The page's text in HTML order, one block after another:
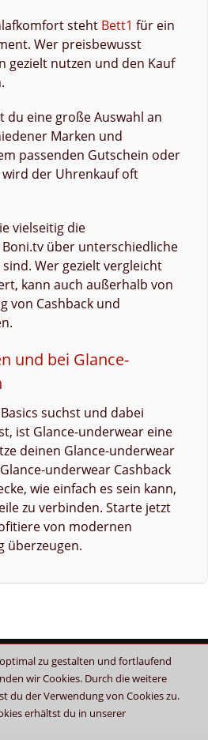
zu gestalten und fortlaufend
wir Cookies. Durch die weitere
du der Verwendung von Cookies zu.
erhältst du in unserer
steht Bett1 für ein
Wer preisbewusst
gezielt nutzen und den Kauf
du eine große Auswahl an
Marken und
passenden Gutschein oder
wird der Uhrenkauf oft
vielseitig die
über unterschiedliche
Wer gezielt vergleicht
kann auch außerhalb von
von Cashback und
und bei Glance-
suchst und dabei
ist Glance-underwear eine
deinen Glance-underwear
underwear Cashback
wie einfach es sein kann,
zu verbinden. Starte jetzt
von modernen
überzeugen.